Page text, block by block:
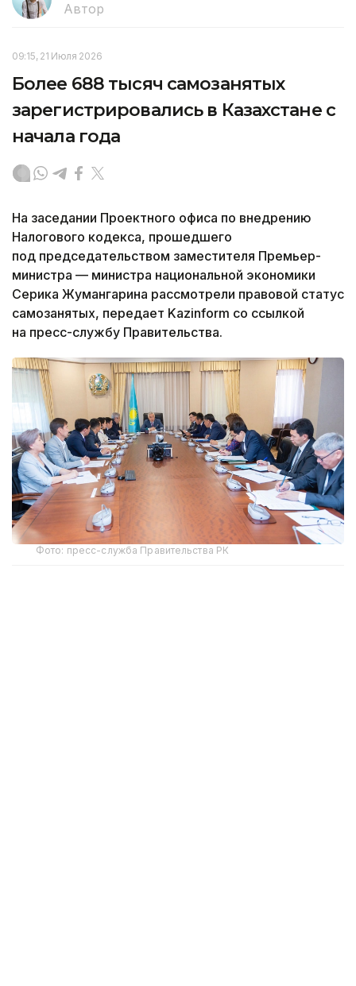
Автор
09:15, 21 Июля 2026
Более 688 тысяч самозанятых
зарегистрировались в Казахстане с
начала года
На заседании Проектного офиса по внедрению
Налогового кодекса, прошедшего
под председательством заместителя Премьер-
министра — министра национальной экономики
Серика Жумангарина рассмотрели правовой статус
самозанятых, передает Kazinform со ссылкой
на пресс-службу Правительства.
Фото: пресс-служба Правительства РК